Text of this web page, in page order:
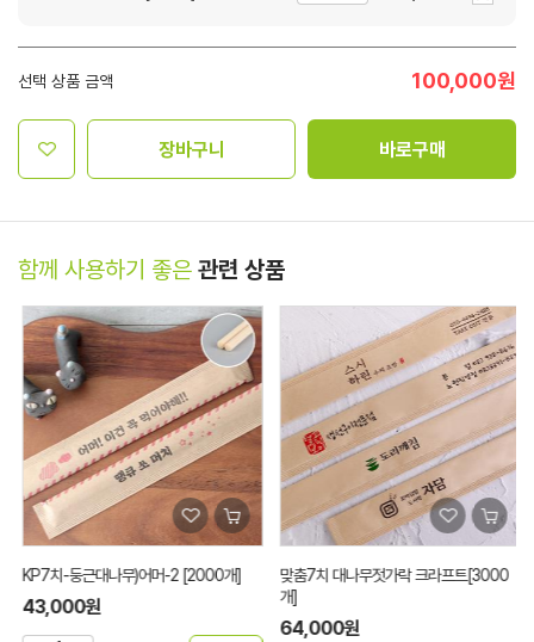
선택 상품 금액 100,000원
장바구니 바로구매
함께 사용하기 좋은 관련 상품
KP7치-둥근대나무)어머-2 [2000개]
43,000원
맞춤7치 대나무젓가락 크라프트[3000
개]
64,000원